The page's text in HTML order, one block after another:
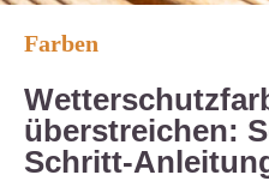
Farben
überstreichen:
Schritt-